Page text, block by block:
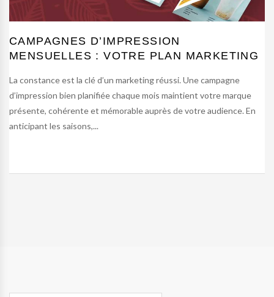
CAMPAGNES D’IMPRESSION
MENSUELLES : VOTRE PLAN MARKETING
La constance est la clé d’un marketing réussi. Une campagne
d’impression bien planifiée chaque mois maintient votre marque
présente, cohérente et mémorable auprès de votre audience. En
anticipant les saisons,...